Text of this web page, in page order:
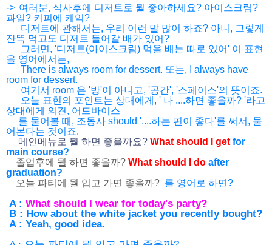
-> 여러분, 식사후에 디저트로 뭘 좋아하세요? 아이스크림?
과일? 커피에 케익?
디저트에 관해서는, 우리 이런 말 많이 하죠? 아니, 그렇게
잔뜩 먹고도 디저트 들어갈 배가 있어?
그러면, '디저트(아이스크림) 먹을 배는 따로 있어' 이 표현
을 영어에서는,
There is always room for dessert. 또는, I always have
room for dessert.
여기서 room 은 '방'이 아니고, '공간', '스페이스'의 뜻이죠.
오늘 표현의 포인트는 상대에게, ' 나 ....하면 좋을까? '라고
상대에게 의견, 어드바이스
를 물어볼 때, 조동사 should '....하는 편이 좋다'를 써서, 물
어본다는 것이죠.
메인메뉴로 뭘 하면 좋을까요? What should I get for
main course?
졸업후에 뭘 하면 좋을까? What should I do after
graduation?
오늘 파티에 뭘 입고 가면 좋을까? 를 영어로 하면?
A : What should I wear for today's party?
B : How about the white jacket you recently bought?
A : Yeah, good idea.